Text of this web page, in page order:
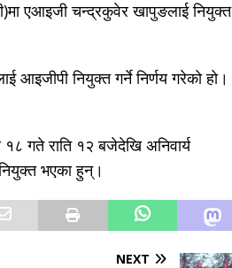
एआइजी चन्द्रकुवेर खापुङलाई नियुक्त
नियुक्त गर्ने निर्णय गरेको हो।
गते राति १२ बजेदेखि अनिवार्य
भएका हुन्।
NEXT